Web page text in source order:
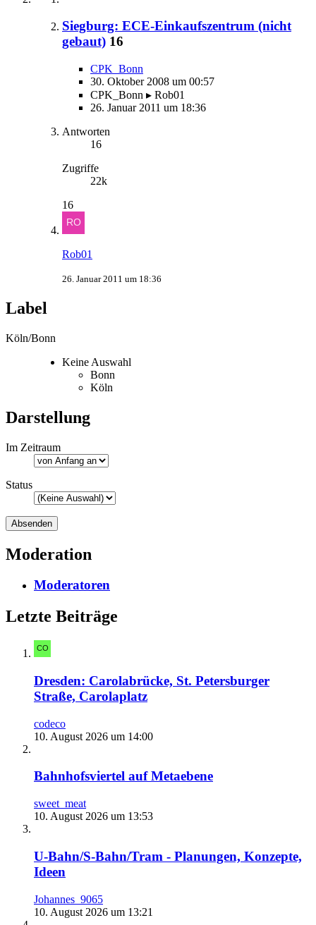
Siegburg: ECE-Einkaufszentrum (nicht
gebaut) 16
CPK_Bonn
30. Oktober 2008 um 00:57
CPK_Bonn ▸ Rob01
26. Januar 2011 um 18:36
Antworten
16
Zugriffe
22k
16
Rob01
26. Januar 2011 um 18:36
Label
Köln/Bonn
Keine Auswahl
Bonn
Köln
Darstellung
Im Zeitraum
Status
Moderation
Moderatoren
Letzte Beiträge
Dresden: Carolabrücke, St. Petersburger
Straße, Carolaplatz
codeco
10. August 2026 um 14:00
Bahnhofsviertel auf Metaebene
sweet_meat
10. August 2026 um 13:53
U-Bahn/S-Bahn/Tram - Planungen, Konzepte,
Ideen
Johannes_9065
10. August 2026 um 13:21